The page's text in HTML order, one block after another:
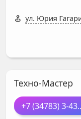
ул. Юрия
Техно-Мастер
+7 (34783) 3-43